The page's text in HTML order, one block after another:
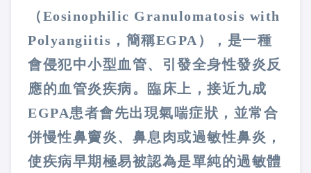
（Eosinophilic Granulomatosis with
Polyangiitis，簡稱EGPA），是一種
會侵犯中小型血管、引發全身性發炎反
應的血管炎疾病。臨床上，接近九成
EGPA患者會先出現氣喘症狀，並常合
併慢性鼻竇炎、鼻息肉或過敏性鼻炎，
使疾病早期極易被認為是單純的過敏體